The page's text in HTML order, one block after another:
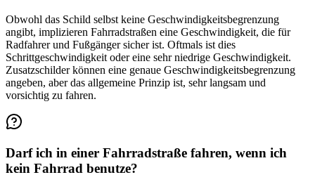
Obwohl das Schild selbst keine Geschwindigkeitsbegrenzung
angibt, implizieren Fahrradstraßen eine Geschwindigkeit, die für
Radfahrer und Fußgänger sicher ist. Oftmals ist dies
Schrittgeschwindigkeit oder eine sehr niedrige Geschwindigkeit.
Zusatzschilder können eine genaue Geschwindigkeitsbegrenzung
angeben, aber das allgemeine Prinzip ist, sehr langsam und
vorsichtig zu fahren.
Darf ich in einer Fahrradstraße fahren, wenn ich
kein Fahrrad benutze?